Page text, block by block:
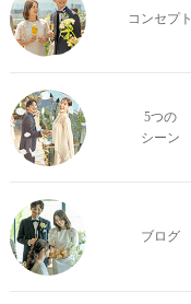
コンセプト
5つの
シーン
ブログ